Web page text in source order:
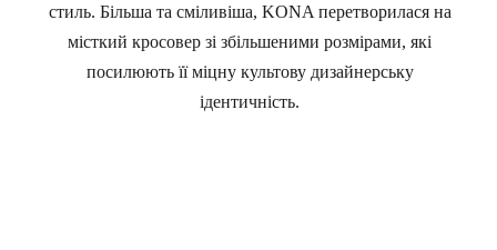
стиль. Більша та сміливіша, KONA перетворилася на
місткий кросовер зі збільшеними розмірами, які
посилюють її міцну культову дизайнерську
ідентичність.